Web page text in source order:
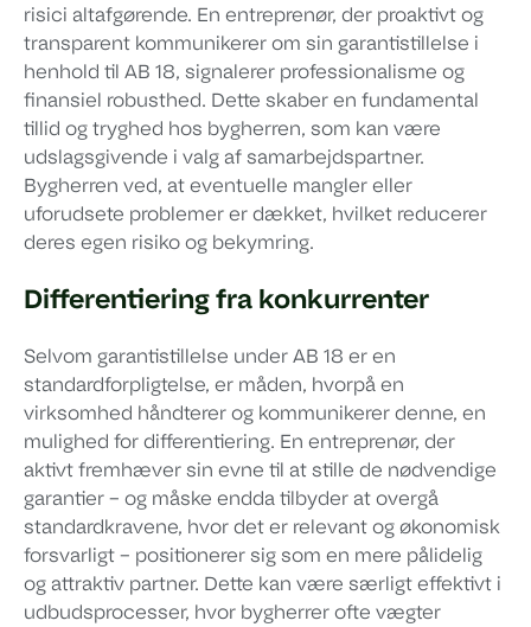
risici altafgørende. En entreprenør, der proaktivt og
transparent kommunikerer om sin garantistillelse i
henhold til AB 18, signalerer professionalisme og
finansiel robusthed. Dette skaber en fundamental
tillid og tryghed hos bygherren, som kan være
udslagsgivende i valg af samarbejdspartner.
Bygherren ved, at eventuelle mangler eller
uforudsete problemer er dækket, hvilket reducerer
deres egen risiko og bekymring.
Differentiering fra konkurrenter
Selvom garantistillelse under AB 18 er en
standardforpligtelse, er måden, hvorpå en
virksomhed håndterer og kommunikerer denne, en
mulighed for differentiering. En entreprenør, der
aktivt fremhæver sin evne til at stille de nødvendige
garantier – og måske endda tilbyder at overgå
standardkravene, hvor det er relevant og økonomisk
forsvarligt – positionerer sig som en mere pålidelig
og attraktiv partner. Dette kan være særligt effektivt i
udbudsprocesser, hvor bygherrer ofte vægter